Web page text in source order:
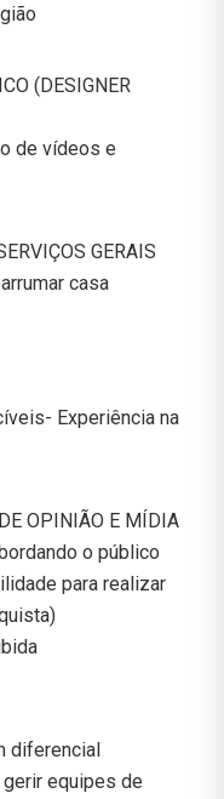
(DESIGNER
de vídeos e
GERAIS
casa
Experiência na
OPINIÃO E MÍDIA
o público
para realizar
diferencial
equipes de